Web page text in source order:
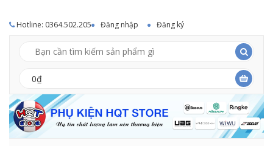
Hotline: 0364.502.205 Đăng nhập Đăng ký
0₫